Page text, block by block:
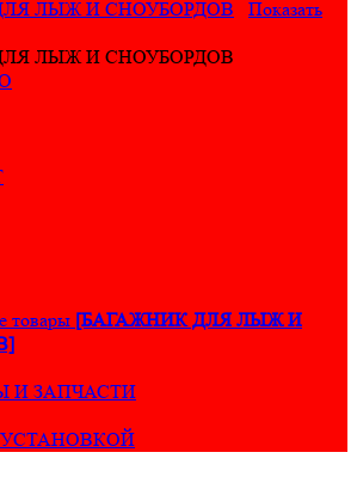
ЛЫЖ И СНОУБОРДОВ
Показать
ЛЫЖ И СНОУБОРДОВ
товары [БАГАЖНИК ДЛЯ ЛЫЖ И
И ЗАПЧАСТИ